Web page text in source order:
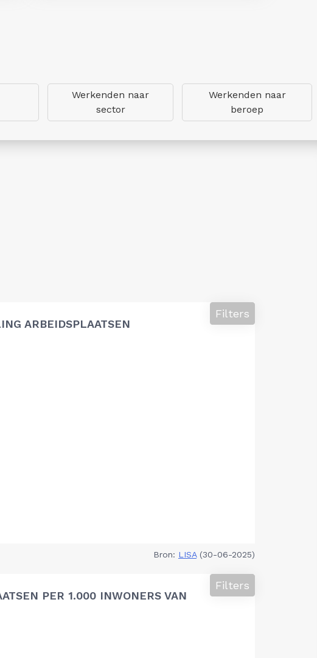
Werkenden naar
sector
Werkenden naar
beroep
ARBEIDSPLAATSEN
Filters
Bron: LISA(30-06-2025)
PER 1.000 INWONERS VAN
Filters